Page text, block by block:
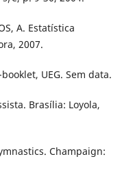
A. Estatística
2007.
UEG. Sem data.
Brasília: Loyola,
Champaign: